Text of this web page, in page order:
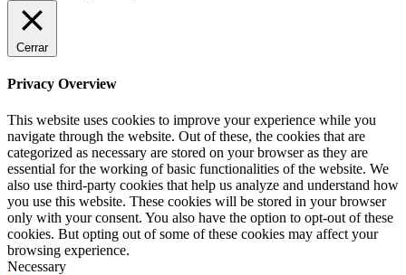
Cerrar
Privacy Overview
This website uses cookies to improve your experience while you
navigate through the website. Out of these, the cookies that are
categorized as necessary are stored on your browser as they are
essential for the working of basic functionalities of the website. We
also use third-party cookies that help us analyze and understand how
you use this website. These cookies will be stored in your browser
only with your consent. You also have the option to opt-out of these
cookies. But opting out of some of these cookies may affect your
browsing experience.
Necessary